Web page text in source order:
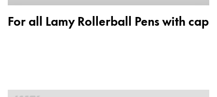
Holiday Special
Ideas para regalos
Sets de regalo
Inspiración
For all Lamy Rollerball Pens with cap